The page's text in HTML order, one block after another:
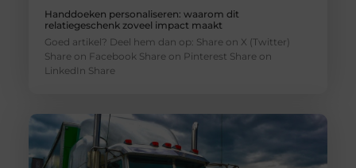
Handdoeken personaliseren: waarom dit
relatiegeschenk zoveel impact maakt
Goed artikel? Deel hem dan op: Share on X (Twitter)
Share on Facebook Share on Pinterest Share on
LinkedIn Share